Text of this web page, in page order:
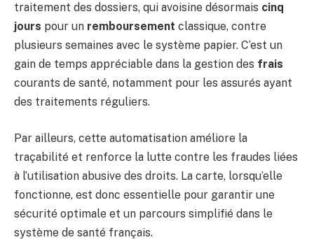
traitement des dossiers, qui avoisine désormais cinq
jours pour un remboursement classique, contre
plusieurs semaines avec le système papier. C’est un
gain de temps appréciable dans la gestion des frais
courants de santé, notamment pour les assurés ayant
des traitements réguliers.
Par ailleurs, cette automatisation améliore la
traçabilité et renforce la lutte contre les fraudes liées
à l’utilisation abusive des droits. La carte, lorsqu’elle
fonctionne, est donc essentielle pour garantir une
sécurité optimale et un parcours simplifié dans le
système de santé français.